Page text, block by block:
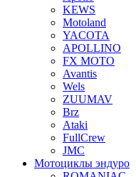
KEWS
Motoland
YACOTA
APOLLINO
FX MOTO
Avantis
Wels
ZUUMAV
Brz
Ataki
FullCrew
JMC
Мотоциклы эндуро